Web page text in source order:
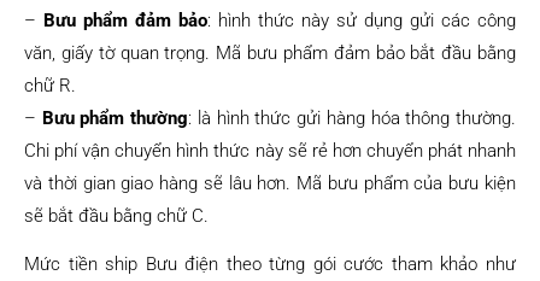
– Bưu phẩm đảm bảo: hình thức này sử dụng gửi các công
văn, giấy tờ quan trọng. Mã bưu phẩm đảm bảo bắt đầu bằng
chữ R.
– Bưu phẩm thường: là hình thức gửi hàng hóa thông thường.
Chi phí vận chuyển hình thức này sẽ rẻ hơn chuyển phát nhanh
và thời gian giao hàng sẽ lâu hơn. Mã bưu phẩm của bưu kiện
sẽ bắt đầu bằng chữ C.
Mức tiền ship Bưu điện theo từng gói cước tham khảo như